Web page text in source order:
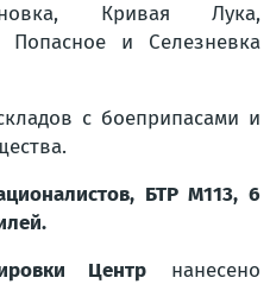
Кривая Лука,
Попасное и Селезневка
с боеприпасами и
БТР М113, 6
Центр нанесено